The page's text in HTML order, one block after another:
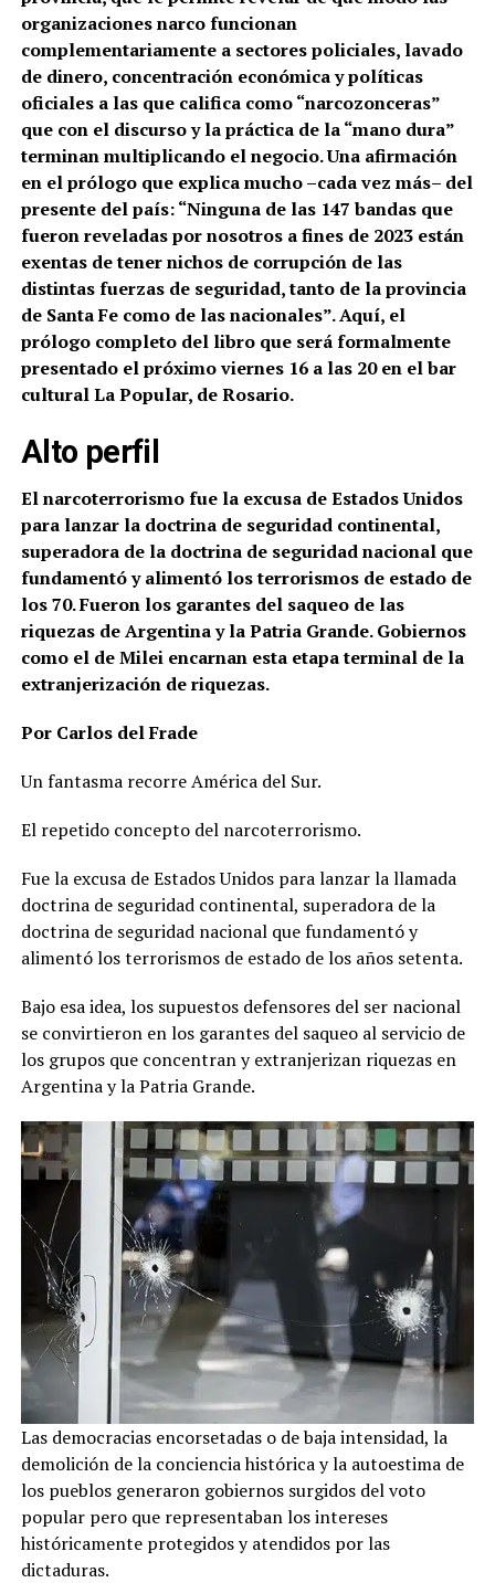
organizaciones narco funcionan
complementariamente a sectores policiales, lavado
de dinero, concentración económica y políticas
oficiales a las que califica como “narcozonceras”
que con el discurso y la práctica de la “mano dura”
terminan multiplicando el negocio. Una afirmación
en el prólogo que explica mucho –cada vez más– del
presente del país: “Ninguna de las 147 bandas que
fueron reveladas por nosotros a fines de 2023 están
exentas de tener nichos de corrupción de las
distintas fuerzas de seguridad, tanto de la provincia
de Santa Fe como de las nacionales”. Aquí, el
prólogo completo del libro que será formalmente
presentado el próximo viernes 16 a las 20 en el bar
cultural La Popular, de Rosario.
Alto perfil
El narcoterrorismo fue la excusa de Estados Unidos
para lanzar la doctrina de seguridad continental,
superadora de la doctrina de seguridad nacional que
fundamentó y alimentó los terrorismos de estado de
los 70. Fueron los garantes del saqueo de las
riquezas de Argentina y la Patria Grande. Gobiernos
como el de Milei encarnan esta etapa terminal de la
extranjerización de riquezas.
Por Carlos del Frade
Un fantasma recorre América del Sur.
El repetido concepto del narcoterrorismo.
Fue la excusa de Estados Unidos para lanzar la llamada
doctrina de seguridad continental, superadora de la
doctrina de seguridad nacional que fundamentó y
alimentó los terrorismos de estado de los años setenta.
Bajo esa idea, los supuestos defensores del ser nacional
se convirtieron en los garantes del saqueo al servicio de
los grupos que concentran y extranjerizan riquezas en
Argentina y la Patria Grande.
Las democracias encorsetadas o de baja intensidad, la
demolición de la conciencia histórica y la autoestima de
los pueblos generaron gobiernos surgidos del voto
popular pero que representaban los intereses
históricamente protegidos y atendidos por las
dictaduras.